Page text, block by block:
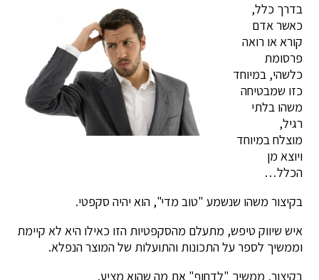
בדרך כלל,
כאשר אדם
קורא או רואה
פרסומת
כלשהי, במיוחד
כזו שמבטיחה
משהו בלתי
רגיל,
מוצלח במיוחד
ויוצא מן
הכלל…
בקיצור משהו שנשמע "טוב מדי", הוא יהיה סקפטי.
איש שיווק טיפש, מתעלם מהסקפטיות הזו כאילו היא לא קיימת
וממשיך לספר על התכונות והתועלות של המוצר הנפלא.
בקיצור, ממשיך "לדחוף" את מה שהוא מציע.